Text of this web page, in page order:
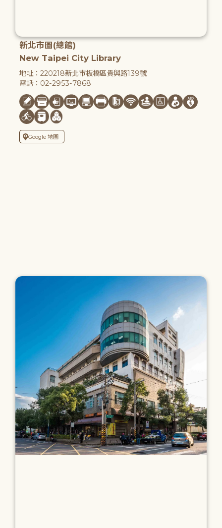
新北市圖(總館)
New Taipei City Library
地址：220218新北市板橋區貴興路139號
電話：02-2953-7868
Google 地圖